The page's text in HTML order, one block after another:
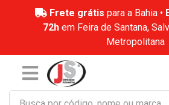
Frete grátis para a Bahia •
72hem Feira de Santana,
Metropolitana